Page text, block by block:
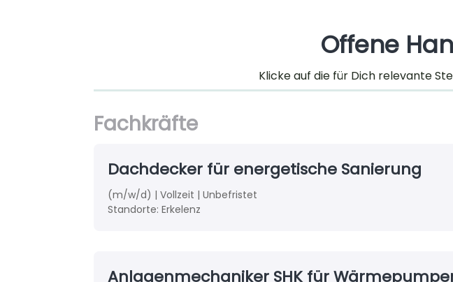
Offene
Klicke auf die für Dich relevante
Fachkräfte
Dachdecker für energetische Sanierung
(m/w/d) | Vollzeit | Unbefristet
Standorte: Erkelenz
Anlagenmechaniker SHK für